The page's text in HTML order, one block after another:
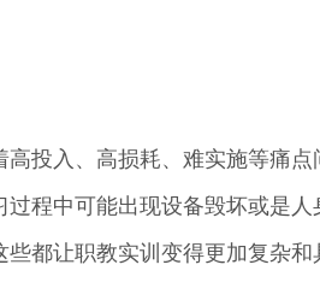
高投入、高损耗、难实施等痛点
过程中可能出现设备毁坏或是人
些都让职教实训变得更加复杂和